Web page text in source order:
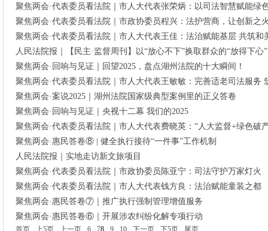
聚焦两会·代表委员看法院｜市人大代表张荣炳：以司法智慧赋能绿
聚焦两会·代表委员看法院｜市政协委员程兴：法护营商，让创新之
聚焦两会·代表委员看法院｜市人大代表王佳：法治赋能基层 共筑和
人民法院报｜【民主·监督周刊】以“放心不下”换取群众的“放得下心”
聚焦两会·回响与见证｜回望2025，盘点湖州法院的十大瞬间！
聚焦两会·代表委员看法院｜市人大代表王敏敏：完善适老司法服务
聚焦两会·案说2025｜湖州法院国家级典型案例里的正义答卷
聚焦两会·回响与见证｜央视十二幕 我们的2025
聚焦两会·代表委员看法院｜市人大代表费晓英：“人大监督+绿色破
聚焦两会·惠民答卷⑧ | 健全执行接待“一件事”工作机制
人民法院报｜实地走访新文旅项目
聚焦两会·代表委员看法院｜市政协委员陈亚宁：司法守护万家灯火
聚焦两会·代表委员看法院｜市人大代表钱方良：法治赋能童装之都
聚焦两会·惠民答卷⑦｜推广执行强制管理增值服务
聚焦两会·惠民答卷⑥｜开展涉农纠纷化解专项行动
首页 上5页 上一页 6 78 9 10 下一页 下5页 尾页